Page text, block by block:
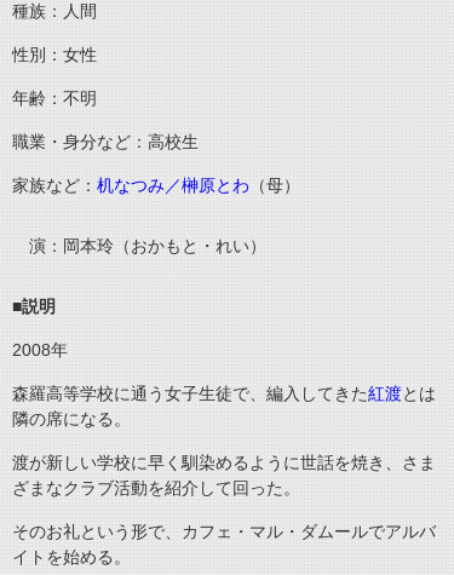
種族：人間
性別：女性
年齢：不明
職業・身分など：高校生
家族など： 机なつみ／榊原とわ （母）
演：岡本玲（おかもと・れい）
■説明
2008年
森羅高等学校に通う女子生徒で、編入してきた紅渡とは
隣の席になる。
渡が新しい学校に早く馴染めるように世話を焼き、さま
ざまなクラブ活動を紹介して回った。
そのお礼という形で、カフェ・マル・ダムールでアルバ
イトを始める。